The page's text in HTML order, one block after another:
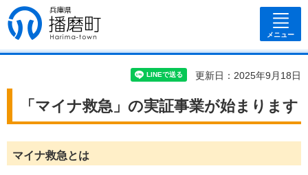
兵庫県 播磨
町
メニュー
更新日：2025年9月18日
「マイナ救急」の実証事業が始まります
マイナ救急とは